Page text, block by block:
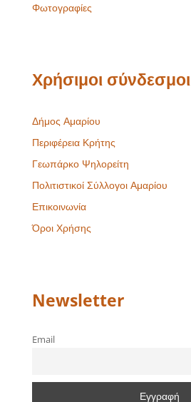
Φωτογραφίες
Χρήσιμοι σύνδεσμοι
Δήμος Αμαρίου
Περιφέρεια Κρήτης
Γεωπάρκο Ψηλορείτη
Πολιτιστικοί Σύλλογοι Αμαρίου
Επικοινωνία
Όροι Χρήσης
Newsletter
Email